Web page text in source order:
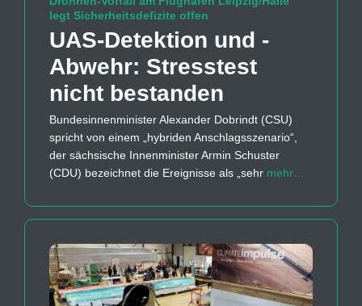
legt Sicherheitsdefizite offen
UAS-Detektion und -
Abwehr: Stresstest
nicht bestanden
Bundesinnenminister Alexander Dobrindt (CSU)
spricht von einem „hybriden Anschlagsszenario“,
der sächsische Innenminister Armin Schuster
(CDU) bezeichnet die Ereignisse als „sehr mehr…